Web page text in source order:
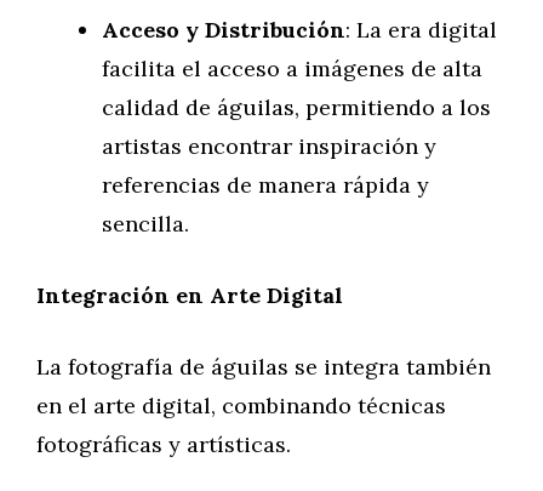
Acceso y Distribución: La era digital
facilita el acceso a imágenes de alta
calidad de águilas, permitiendo a los
artistas encontrar inspiración y
referencias de manera rápida y
sencilla.
Integración en Arte Digital
La fotografía de águilas se integra también
en el arte digital, combinando técnicas
fotográficas y artísticas.